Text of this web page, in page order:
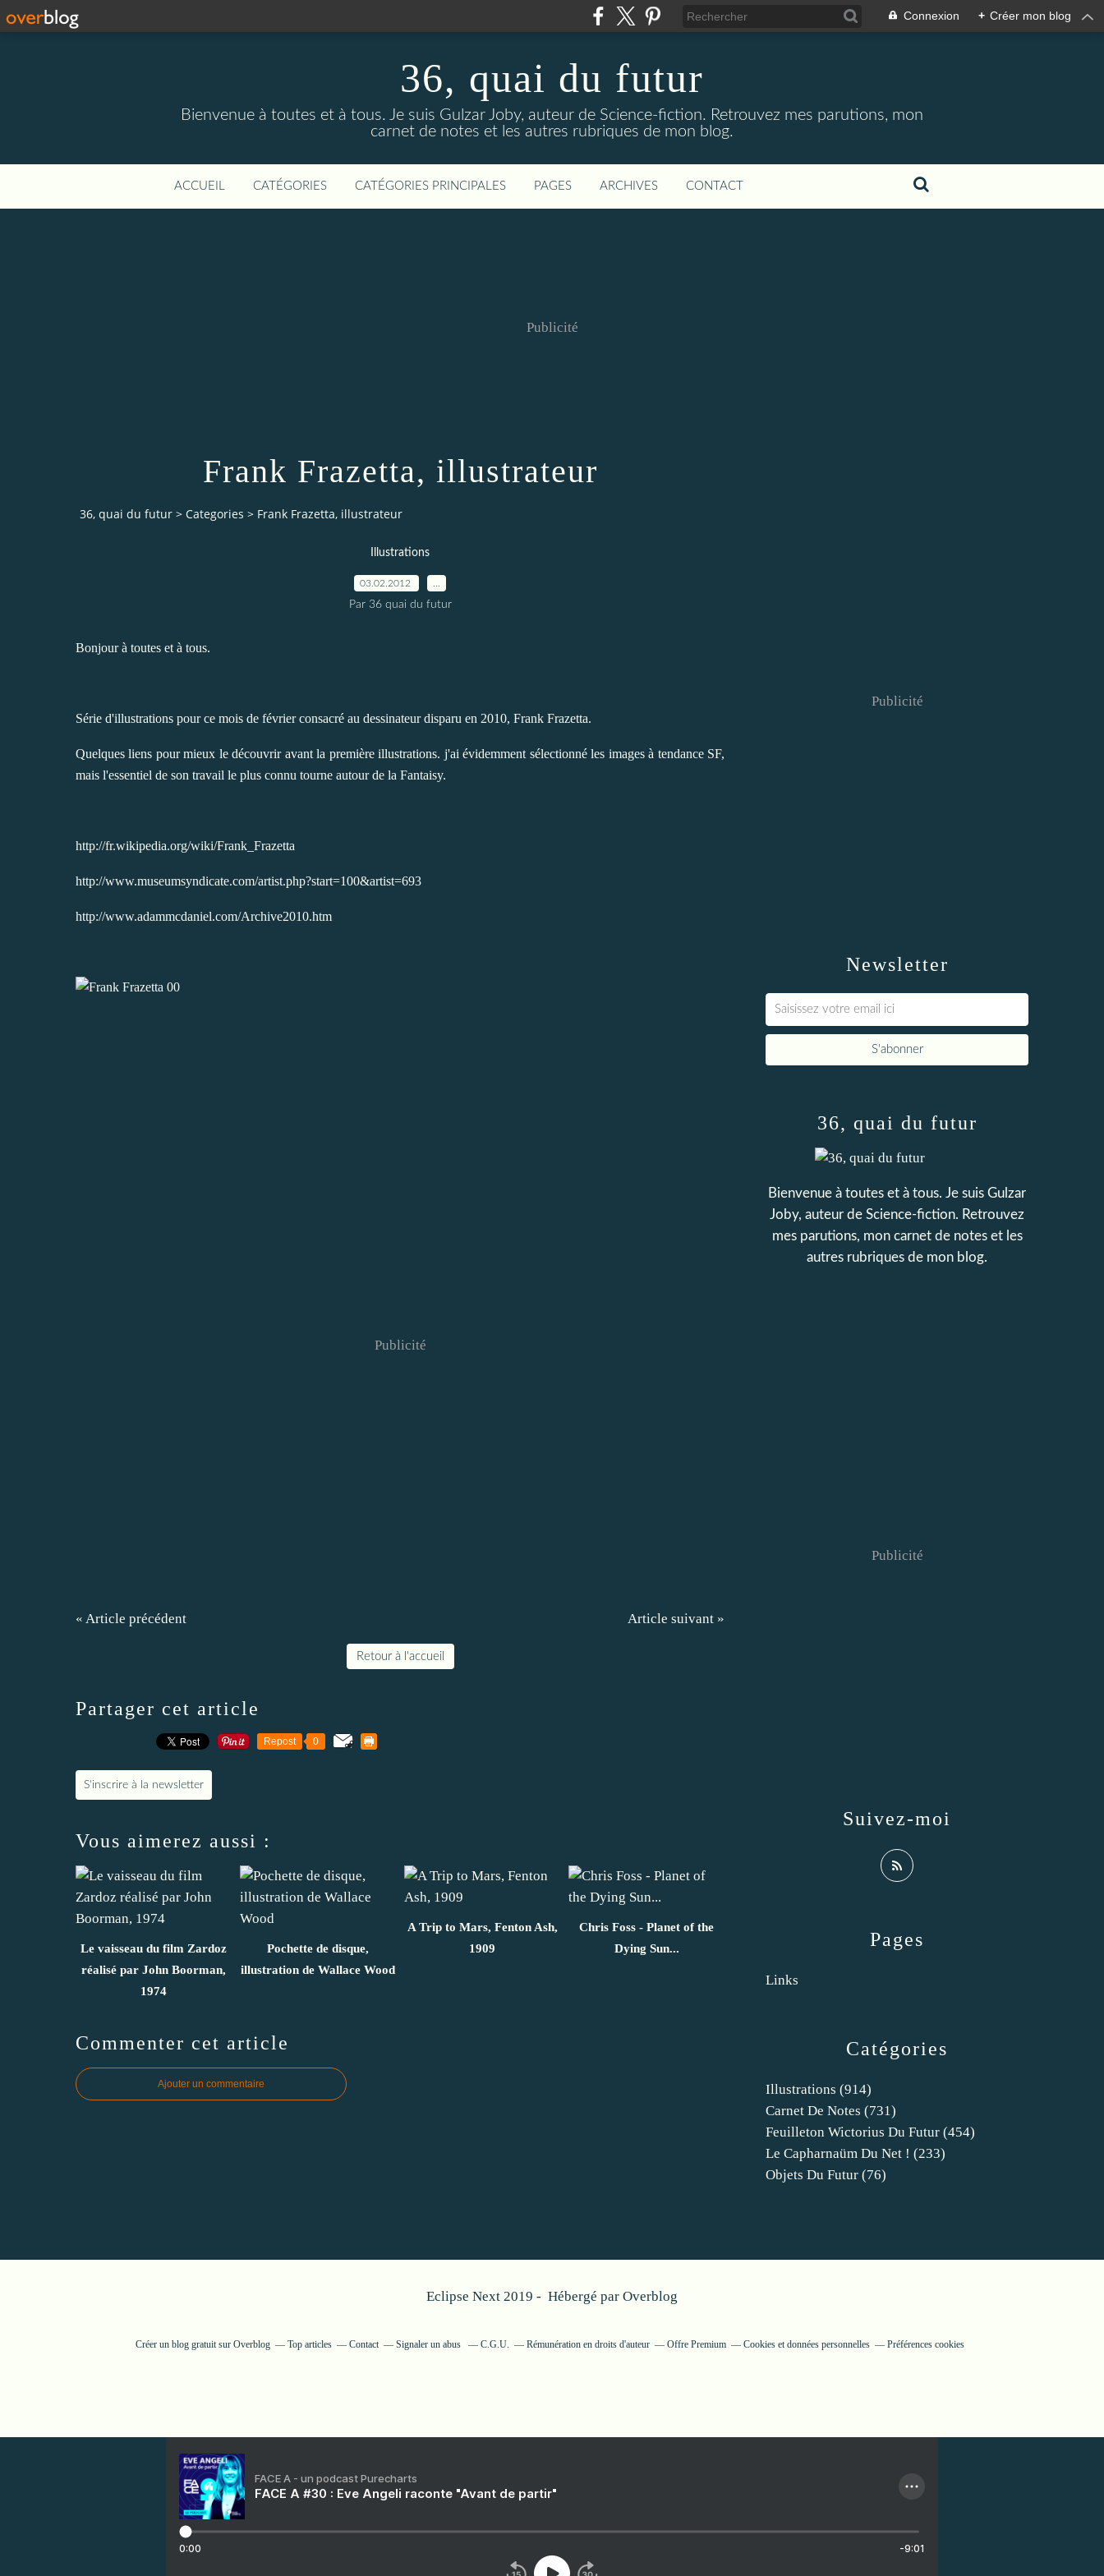
Connexion + Créer mon blog
36, quai du futur
Bienvenue à toutes et à tous. Je suis Gulzar Joby, auteur de Science-fiction. Retrouvez mes parutions, mon
carnet de notes et les autres rubriques de mon blog.
ACCUEIL CATÉGORIES CATÉGORIES PRINCIPALES PAGES ARCHIVES CONTACT
Publicité
Frank Frazetta, illustrateur
36, quai du futur > Categories > Frank Frazetta, illustrateur
Illustrations
03.02.2012
Par 36 quai du futur
Bonjour à toutes et à tous.
Série d'illustrations pour ce mois de février consacré au dessinateur disparu en 2010, Frank Frazetta.
Quelques liens pour mieux le découvrir avant la première illustrations. j'ai évidemment sélectionné les images à tendance SF,
mais l'essentiel de son travail le plus connu tourne autour de la Fantaisy.
http://fr.wikipedia.org/wiki/Frank_Frazetta
http://www.museumsyndicate.com/artist.php?start=100&artist=693
http://www.adammcdaniel.com/Archive2010.htm
Publicité
« Article précédent Article suivant »
Retour à l'accueil
Partager cet article
Repost 0
S'inscrire à la newsletter
Vous aimerez aussi :
Le vaisseau du film Zardoz
réalisé par John Boorman,
1974
Pochette de disque,
illustration de Wallace Wood
A Trip to Mars, Fenton Ash,
1909
Chris Foss - Planet of the
Dying Sun...
Commenter cet article
Ajouter un commentaire
Newsletter
Publicité
Catégories
Illustrations (914)
Carnet De Notes (731)
Feuilleton Wictorius Du Futur (454)
Le Capharnaüm Du Net ! (233)
Objets Du Futur (76)
Pages
Links
36, quai du futur
Bienvenue à toutes et à tous. Je suis Gulzar
Joby, auteur de Science-fiction. Retrouvez
mes parutions, mon carnet de notes et les
autres rubriques de mon blog.
Suivez-moi
Publicité
Eclipse Next 2019 - Hébergé par Overblog
Créer un blog gratuit sur Overblog Top articles Contact Signaler un abus C.G.U. Rémunération en droits d'auteur Offre Premium Cookies et données personnelles Préférences cookies
FACE A - un podcast Purecharts
FACE A #30 : Eve Angeli raconte "Avant de partir"
0:00 -9:01